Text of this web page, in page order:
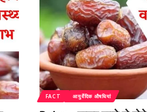
FACT आयुर्वेदिक औषधियां